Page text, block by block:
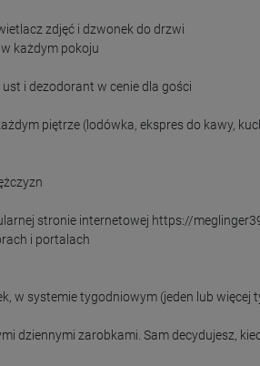
zdjęć i dzwonek do drzwi
każdym pokoju
ust i dezodorant w cenie dla gości
piętrze (lodówka, ekspres do kawy,
stronie internetowej https://
i portalach
w systemie tygodniowym (jeden lub więcej
dziennymi zarobkami. Sam decydujesz,